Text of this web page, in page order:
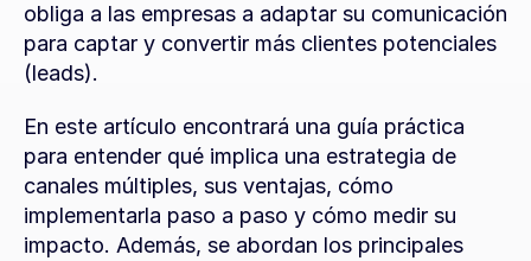
obliga a las empresas a adaptar su comunicación
para captar y convertir más clientes potenciales
(leads).
En este artículo encontrará una guía práctica
para entender qué implica una estrategia de
canales múltiples, sus ventajas, cómo
implementarla paso a paso y cómo medir su
impacto. Además, se abordan los principales